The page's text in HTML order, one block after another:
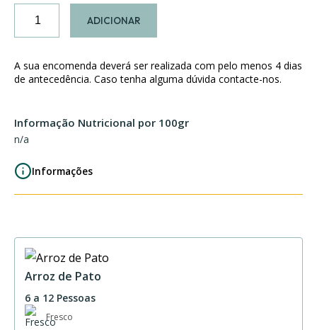
de
Galinha
ADICIONAR
A sua encomenda deverá ser realizada com pelo menos 4 dias
de antecedência. Caso tenha alguma dúvida contacte-nos.
Informação Nutricional por 100gr
n/a
Informações
Arroz de Pato
6 a 12 Pessoas
Fresco